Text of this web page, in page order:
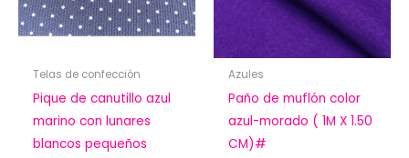
Telas de confección
Pique de canutillo azul
marino con lunares
blancos pequeños
Azules
Paño de muflón color
azul-morado ( 1M X 1.50
CM)#